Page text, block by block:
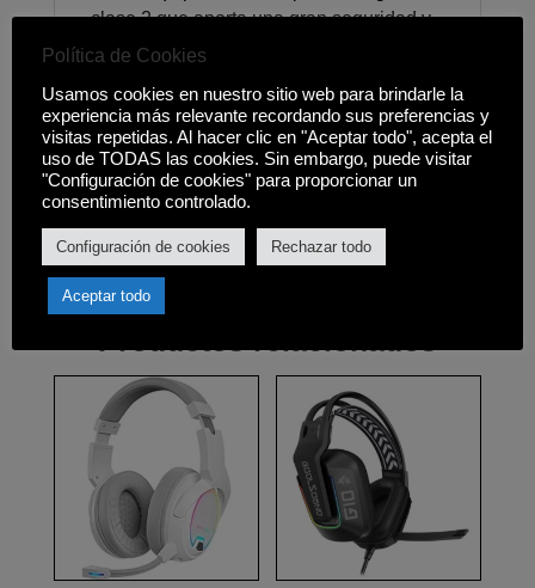
clase 2 que aporta una gran seguridad y
estabilidad en todas las posiciones.
Con el sólido sistema de pistón de gas,
podrás regular y ajustar la altura más
conveniente para tu espacio de juego o
trabajo a lo largo de todo el recorrido que
permite la sill
Política de Cookies
Usamos cookies en nuestro sitio web para brindarle la
experiencia más relevante recordando sus preferencias y
visitas repetidas. Al hacer clic en "Aceptar todo", acepta el
uso de TODAS las cookies. Sin embargo, puede visitar
"Configuración de cookies" para proporcionar un
consentimiento controlado.
Configuración de cookies Rechazar todo
Aceptar todo